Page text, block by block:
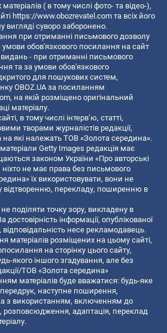
( в тому числі фото- та відео-),
https://www.obozrevatel.com та всіх його
вигляді суворо заборонено.
при отриманні письмового дозволу
умови обов'язкового посилання на сайт
видань - при отриманні письмового
та за умови обов'язкового
для пошукових систем,
OBOZ.UA за посиланням
, на якій розміщено оригінальний
матеріалу.
в тому числі інтерв’ю, статті,
творами журналістів редакції,
які належать ТОВ «Золота середина».
Getty Images редакція має
законом України «Про авторські
ніхто не має права без письмового
їх використовувати, вони не
відтворенню, перекладу, поширенню в
поділяти точку зору, викладену в
достовірність інформації, опублікованої
несе рекламодавець.
матеріалів розміщених на цьому сайті,
на сторінку цього сайту,
якого іншого згадування, але без
ТОВ «Золота середина»
матеріалів буде вважатися: будь-яке
наступне поширення,
з використанням, включенням до
розповсюдження, адаптація, переклад